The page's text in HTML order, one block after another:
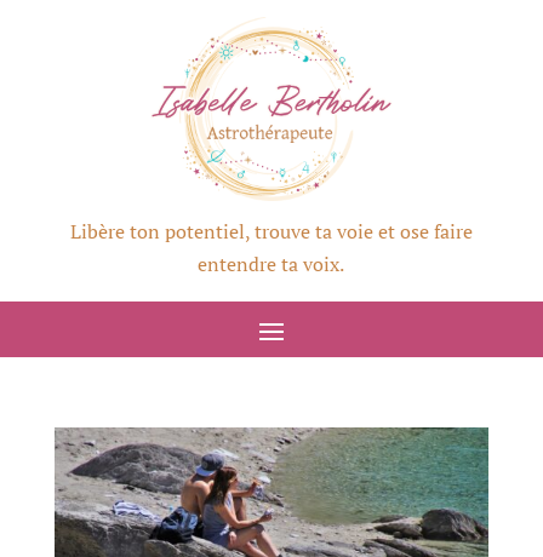
Libère ton potentiel, trouve ta voie et ose faire
entendre ta voix.